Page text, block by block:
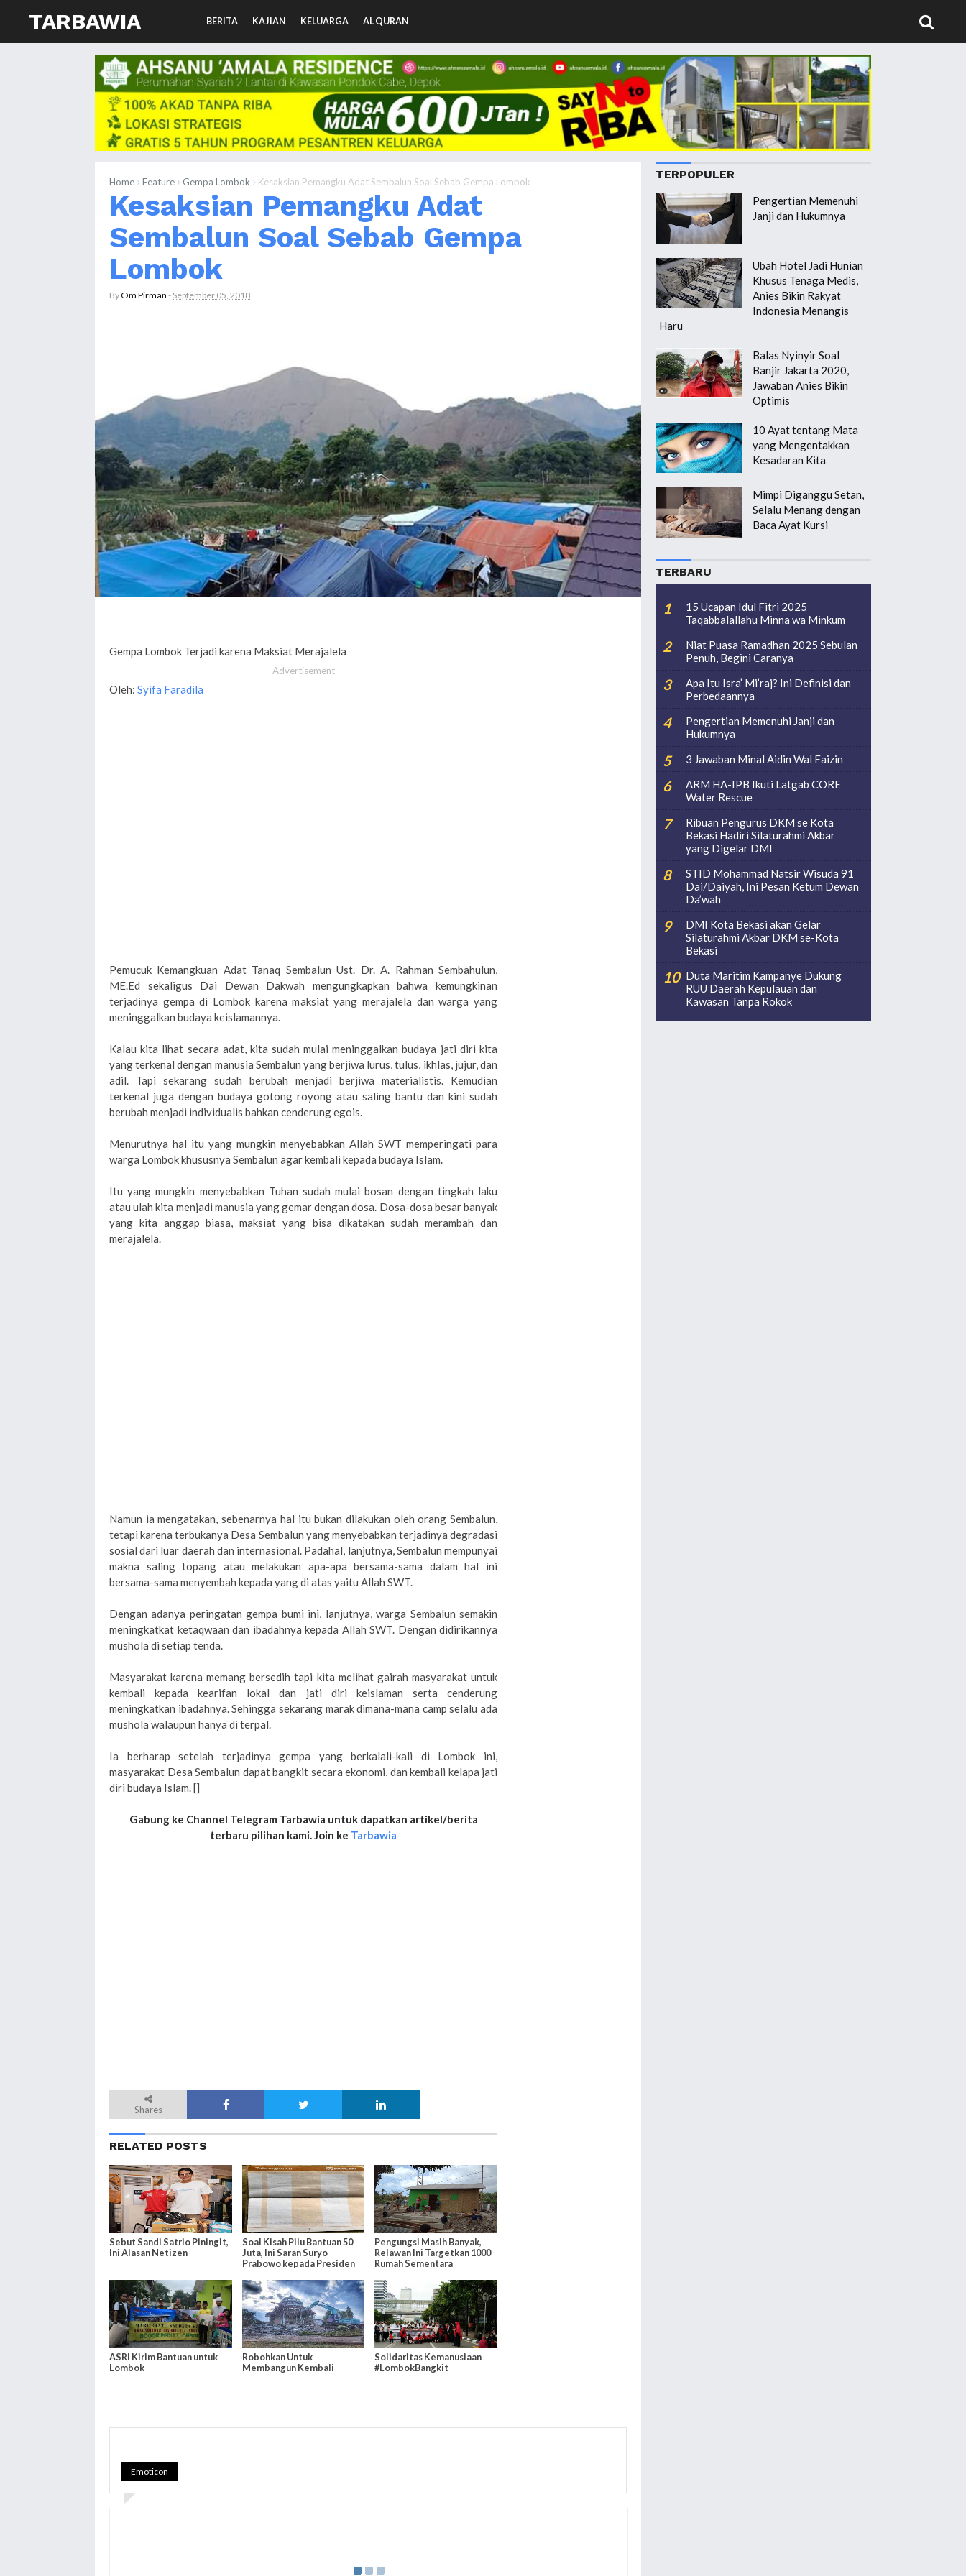
TARBAWIA BERITA KAJIAN KELUARGA AL QURAN
Home › Feature › Gempa Lombok › Kesaksian Pemangku Adat Sembalun Soal Sebab Gempa Lombok
Kesaksian Pemangku Adat
Sembalun Soal Sebab Gempa
Lombok
ByOm Pirman - September 05, 2018
Gempa Lombok Terjadi karena Maksiat Merajalela
Advertisement
Oleh: Syifa Faradila
Pemucuk Kemangkuan Adat Tanaq Sembalun Ust. Dr. A. Rahman Sembahulun,
ME.Ed sekaligus Dai Dewan Dakwah mengungkapkan bahwa kemungkinan
terjadinya gempa di Lombok karena maksiat yang merajalela dan warga yang
meninggalkan budaya keislamannya.
Kalau kita lihat secara adat, kita sudah mulai meninggalkan budaya jati diri kita
yang terkenal dengan manusia Sembalun yang berjiwa lurus, tulus, ikhlas, jujur, dan
adil. Tapi sekarang sudah berubah menjadi berjiwa materialistis. Kemudian
terkenal juga dengan budaya gotong royong atau saling bantu dan kini sudah
berubah menjadi individualis bahkan cenderung egois.
Menurutnya hal itu yang mungkin menyebabkan Allah SWT memperingati para
warga Lombok khususnya Sembalun agar kembali kepada budaya Islam.
Itu yang mungkin menyebabkan Tuhan sudah mulai bosan dengan tingkah laku
atau ulah kita menjadi manusia yang gemar dengan dosa. Dosa-dosa besar banyak
yang kita anggap biasa, maksiat yang bisa dikatakan sudah merambah dan
merajalela.
Namun ia mengatakan, sebenarnya hal itu bukan dilakukan oleh orang Sembalun,
tetapi karena terbukanya Desa Sembalun yang menyebabkan terjadinya degradasi
sosial dari luar daerah dan internasional. Padahal, lanjutnya, Sembalun mempunyai
makna saling topang atau melakukan apa-apa bersama-sama dalam hal ini
bersama-sama menyembah kepada yang di atas yaitu Allah SWT.
Dengan adanya peringatan gempa bumi ini, lanjutnya, warga Sembalun semakin
meningkatkat ketaqwaan dan ibadahnya kepada Allah SWT. Dengan didirikannya
mushola di setiap tenda.
Masyarakat karena memang bersedih tapi kita melihat gairah masyarakat untuk
kembali kepada kearifan lokal dan jati diri keislaman serta cenderung
meningkatkan ibadahnya. Sehingga sekarang marak dimana-mana camp selalu ada
mushola walaupun hanya di terpal.
Ia berharap setelah terjadinya gempa yang berkalali-kali di Lombok ini,
masyarakat Desa Sembalun dapat bangkit secara ekonomi, dan kembali kelapa jati
diri budaya Islam. []
Gabung ke Channel Telegram Tarbawia untuk dapatkan artikel/berita
terbaru pilihan kami. Join ke Tarbawia
Shares
RELATED POSTS
Sebut Sandi Satrio Piningit,
Ini Alasan Netizen
Soal Kisah Pilu Bantuan 50
Juta, Ini Saran Suryo
Prabowo kepada Presiden
Pengungsi Masih Banyak,
Relawan Ini Targetkan 1000
Rumah Sementara
ASRI Kirim Bantuan untuk
Lombok
Robohkan Untuk
Membangun Kembali
Solidaritas Kemanusiaan
#LombokBangkit
Emoticon
TERPOPULER
Pengertian Memenuhi
Janji dan Hukumnya
Ubah Hotel Jadi Hunian
Khusus Tenaga Medis,
Anies Bikin Rakyat
Indonesia Menangis
Haru
Balas Nyinyir Soal
Banjir Jakarta 2020,
Jawaban Anies Bikin
Optimis
10 Ayat tentang Mata
yang Mengentakkan
Kesadaran Kita
Mimpi Diganggu Setan,
Selalu Menang dengan
Baca Ayat Kursi
TERBARU
15 Ucapan Idul Fitri 2025
Taqabbalallahu Minna wa Minkum
Niat Puasa Ramadhan 2025 Sebulan
Penuh, Begini Caranya
Apa Itu Isra’ Mi’raj? Ini Definisi dan
Perbedaannya
Pengertian Memenuhi Janji dan
Hukumnya
3 Jawaban Minal Aidin Wal Faizin
ARM HA-IPB Ikuti Latgab CORE
Water Rescue
Ribuan Pengurus DKM se Kota
Bekasi Hadiri Silaturahmi Akbar
yang Digelar DMI
STID Mohammad Natsir Wisuda 91
Dai/Daiyah, Ini Pesan Ketum Dewan
Da’wah
DMI Kota Bekasi akan Gelar
Silaturahmi Akbar DKM se-Kota
Bekasi
Duta Maritim Kampanye Dukung
RUU Daerah Kepulauan dan
Kawasan Tanpa Rokok